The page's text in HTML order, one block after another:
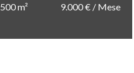
500 m² 9.000 € / Mese